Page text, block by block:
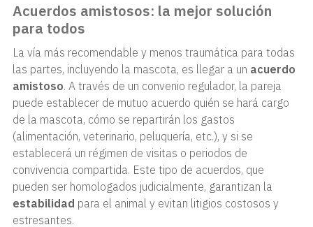
Acuerdos amistosos: la mejor solución
para todos
La vía más recomendable y menos traumática para todas
las partes, incluyendo la mascota, es llegar a un acuerdo
amistoso. A través de un convenio regulador, la pareja
puede establecer de mutuo acuerdo quién se hará cargo
de la mascota, cómo se repartirán los gastos
(alimentación, veterinario, peluquería, etc.), y si se
establecerá un régimen de visitas o periodos de
convivencia compartida. Este tipo de acuerdos, que
pueden ser homologados judicialmente, garantizan la
estabilidad para el animal y evitan litigios costosos y
estresantes.